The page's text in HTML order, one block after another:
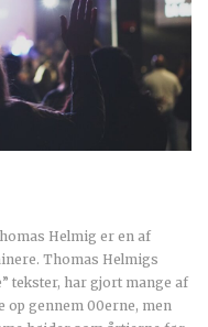
Helmig er en af
Thomas Helmigs
tekster, har gjort mange af
op gennem 00erne, men